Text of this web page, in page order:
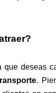
deseas
.